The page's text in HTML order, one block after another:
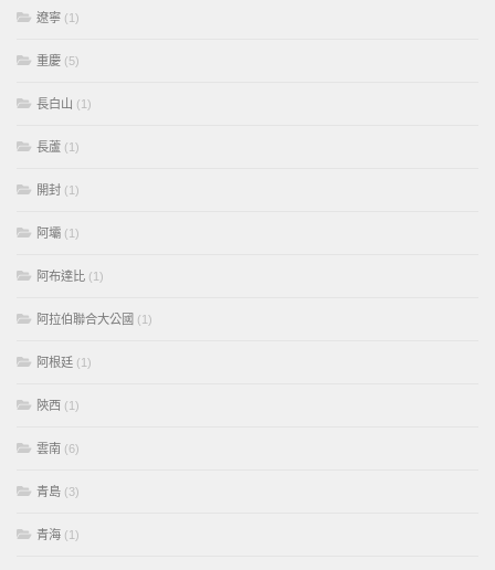
遼寧 (1)
重慶 (5)
長白山 (1)
長蘆 (1)
開封 (1)
阿壩 (1)
阿布達比 (1)
阿拉伯聯合大公國 (1)
阿根廷 (1)
陝西 (1)
雲南 (6)
青島 (3)
青海 (1)